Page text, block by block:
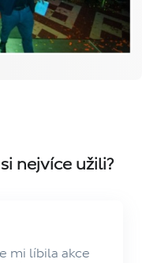
nejvíce užili?
mi líbila akce